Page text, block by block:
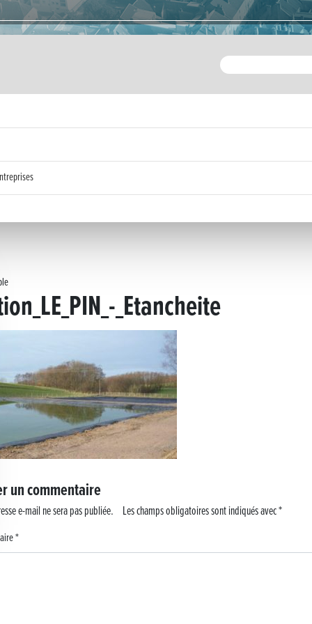
_Etancheite
un commentaire
e-mail ne sera pas publiée. Les champs obligatoires sont indiqués avec*
*